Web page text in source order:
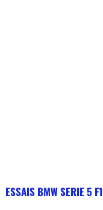
ESSAIS BMW SERIE 5